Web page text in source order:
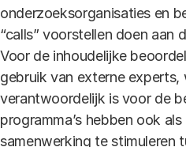
onderzoeksorganisaties en
“calls” voorstellen doen aan
Voor de inhoudelijke
gebruik van externe experts,
verantwoordelijk is voor de
programma’s hebben ook
samenwerking te stimuleren